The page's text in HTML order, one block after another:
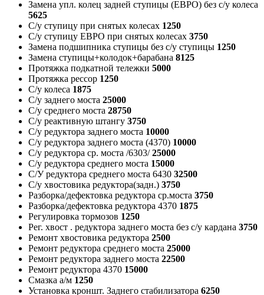
Замена упл. колец задней ступицы (ЕВРО) без с/у колеса
5625
С/у ступицу при снятых колесах 1250
С/у ступицу ЕВРО при снятых колесах 3750
Замена подшипника ступицы без с/у ступицы 1250
Замена ступицы+колодок+барабана 8125
Протяжка подкатной тележки 5000
Протяжка рессор 1250
С/у колеса 1875
С/у заднего моста 25000
С/у среднего моста 28750
С/у реактивную штангу 3750
С/у редуктора заднего моста 10000
С/у редуктора заднего моста (4370) 10000
С/у редуктора ср. моста /6303/25000
С/у редуктора среднего моста 15000
С/У редуктора среднего моста 6430 32500
С/у хвостовика редуктора(задн.) 3750
Разборка/дефектовка редуктора ср.моста 3750
Разборка/дефектовка редуктора 4370 1875
Регулировка тормозов 1250
Рег. хвост . редуктора заднего моста без с/у кардана 3750
Ремонт хвостовика редуктора 2500
Ремонт редуктора среднего моста 25000
Ремонт редуктора заднего моста 22500
Ремонт редуктора 4370 15000
Смазка а/м 1250
Установка кроншт. Заднего стабилизатора 6250